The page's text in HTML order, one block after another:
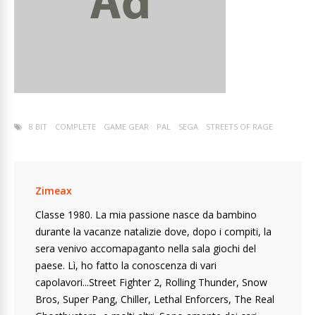
8 BIT COMPLETE GAME GEAR PAL SEGA STREETS OF RAGE
Zimeax
Classe 1980. La mia passione nasce da bambino
durante la vacanze natalizie dove, dopo i compiti, la
sera venivo accomapaganto nella sala giochi del
paese. Lì, ho fatto la conoscenza di vari
capolavori...Street Fighter 2, Rolling Thunder, Snow
Bros, Super Pang, Chiller, Lethal Enforcers, The Real